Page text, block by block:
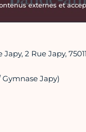
externes et
2 Rue Japy,
Gymnase Japy)